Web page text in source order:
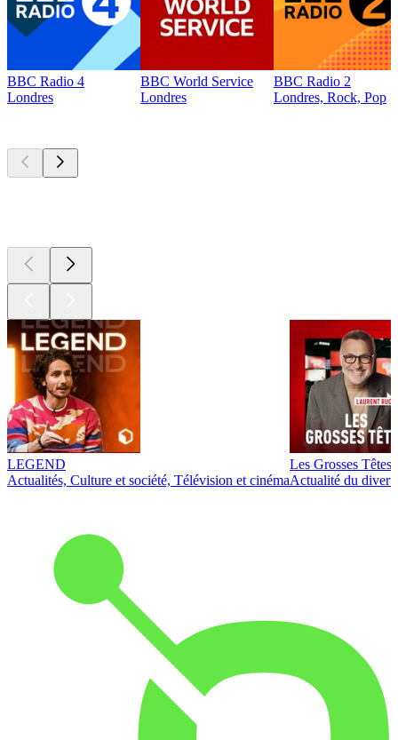
BBC Radio 4
Londres
BBC World Service
Londres
BBC Radio 2
Londres, Rock, Pop
LEGEND
Actualités, Culture et société, Télévision et cinéma
Les Grosses Têtes
Actualité du